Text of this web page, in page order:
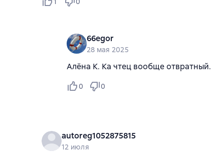
66egor
28 мая 2025
Алёна К. Ка чтец вообще отвратный.
0 0
autoreg1052875815
12 июля